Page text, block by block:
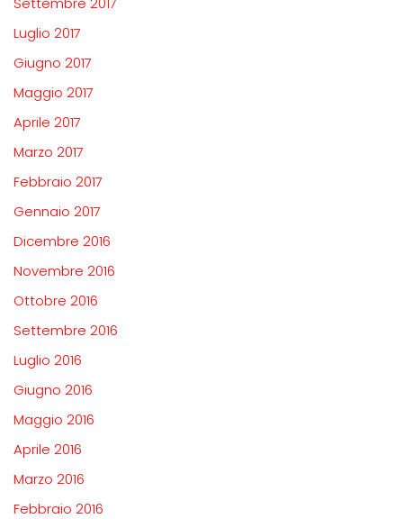
Luglio 2017
Giugno 2017
Maggio 2017
Aprile 2017
Marzo 2017
Febbraio 2017
Gennaio 2017
Dicembre 2016
Novembre 2016
Ottobre 2016
Settembre 2016
Luglio 2016
Giugno 2016
Maggio 2016
Aprile 2016
Marzo 2016
Febbraio 2016